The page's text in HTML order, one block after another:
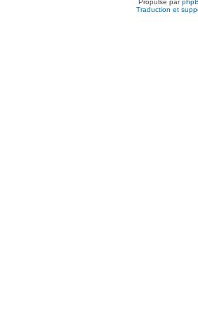
Propulsé par
Traduction et